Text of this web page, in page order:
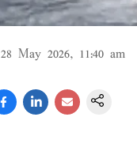
28 May 2026, 11:40 am